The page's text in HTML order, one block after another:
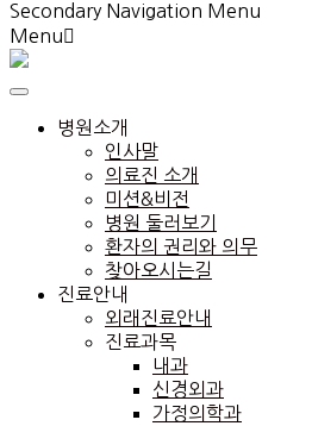
Secondary Navigation Menu
Menu
병원소개
인사말
의료진 소개
미션&비전
병원 둘러보기
환자의 권리와 의무
찾아오시는길
진료안내
외래진료안내
진료과목
내과
신경외과
가정의학과